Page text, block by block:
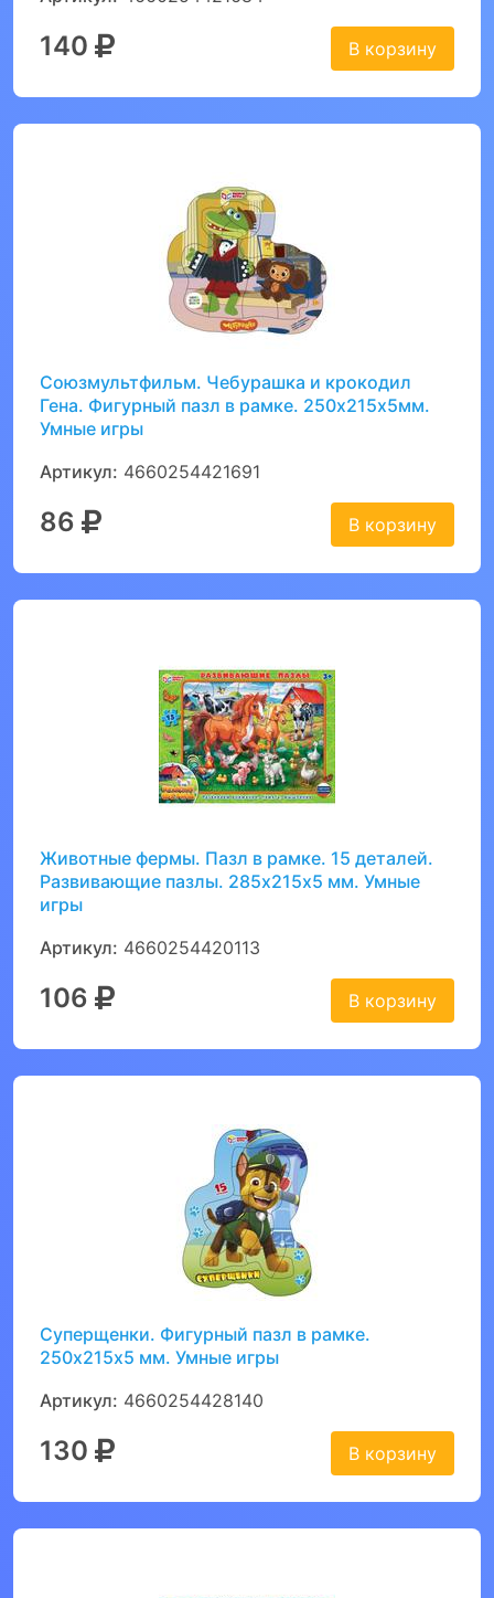
140 В корзину
Союзмультфильм. Чебурашка и крокодил
Гена. Фигурный пазл в рамке. 250х215х5мм.
Умные игры
Артикул: 4660254421691
86 В корзину
Животные фермы. Пазл в рамке. 15 деталей.
Развивающие пазлы. 285х215х5 мм. Умные
игры
Артикул: 4660254420113
106 В корзину
Суперщенки. Фигурный пазл в рамке.
250х215х5 мм. Умные игры
Артикул: 4660254428140
130 В корзину